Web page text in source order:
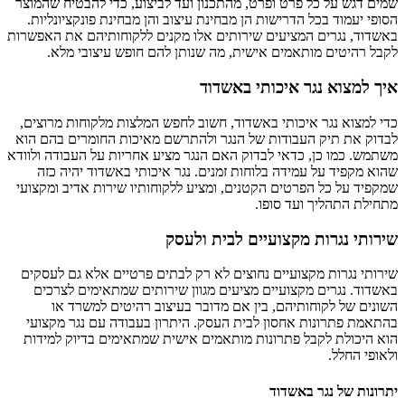
שמים דגש על כל פרט ופרט, מהתכנון ועד לביצוע, כדי להבטיח שהמוצר
הסופי יעמוד בכל הדרישות הן מבחינת עיצוב והן מבחינת פונקציונליות.
באשדוד, נגרים המציעים שירותים אלו מקנים ללקוחותיהם את האפשרות
לקבל רהיטים מותאמים אישית, מה שנותן להם חופש עיצובי מלא.
איך למצוא נגר איכותי באשדוד
כדי למצוא נגר איכותי באשדוד, חשוב לחפש המלצות מלקוחות מרוצים,
לבדוק את תיק העבודות של הנגר ולהתרשם מאיכות החומרים בהם הוא
משתמש. כמו כן, כדאי לבדוק האם הנגר מציע אחריות על העבודה ולוודא
שהוא מקפיד על עמידה בלוחות זמנים. נגר איכותי באשדוד יהיה כזה
שמקפיד על כל הפרטים הקטנים, ומציע ללקוחותיו שירות אדיב ומקצועי
מתחילת התהליך ועד סופו.
שירותי נגרות מקצועיים לבית ולעסק
שירותי נגרות מקצועיים נחוצים לא רק לבתים פרטיים אלא גם לעסקים
באשדוד. נגרים מקצועיים מציעים מגוון שירותים שמתאימים לצרכים
השונים של לקוחותיהם, בין אם מדובר בעיצוב רהיטים למשרד או
בהתאמת פתרונות אחסון לבית העסק. היתרון בעבודה עם נגר מקצועי
הוא היכולת לקבל פתרונות מותאמים אישית שמתאימים בדיוק למידות
ולאופי החלל.
יתרונות של נגר באשדוד